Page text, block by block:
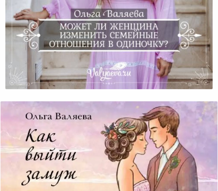
Может Ли Женщина Изменить Семейные Отношения
В Одиночку?